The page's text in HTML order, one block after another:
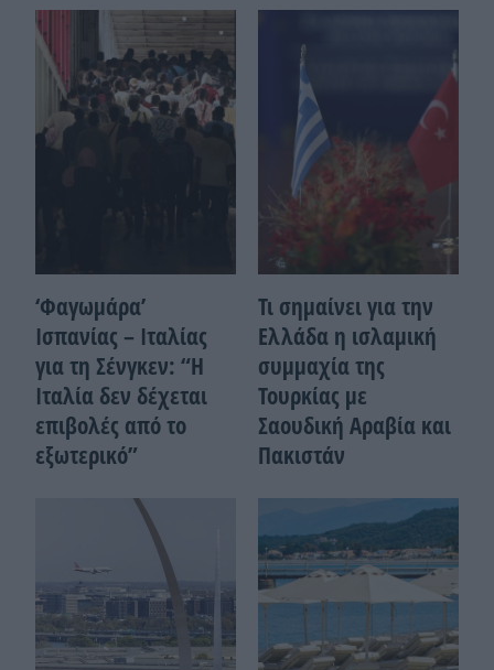
‘Φαγωμάρα’
Ισπανίας – Ιταλίας
για τη Σένγκεν: “Η
Ιταλία δεν δέχεται
επιβολές από το
εξωτερικό”
Τι σημαίνει για την
Ελλάδα η ισλαμική
συμμαχία της
Τουρκίας με
Σαουδική Αραβία και
Πακιστάν